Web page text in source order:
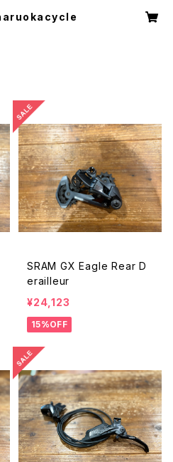
SRAM GX Eagle Rear D
erailleur
¥24,123
15%OFF